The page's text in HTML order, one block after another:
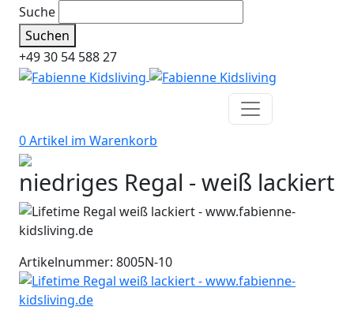
Suche
Suchen
+49 30 54 588 27
0 Artikel im Warenkorb
niedriges Regal - weiß lackiert
Artikelnummer: 8005N-10